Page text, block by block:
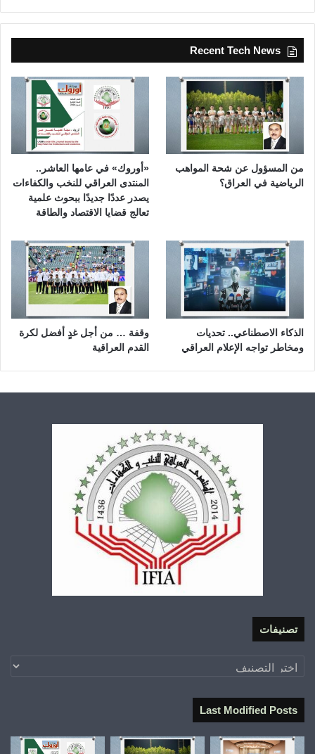
Recent Tech News
من المسؤول عن شحة المواهب
الرياضية في العراق؟
«أوروك» في عامها العاشر..
المنتدى العراقي للنخب والكفاءات
يصدر عددًا جديدًا ببحوث علمية
تعالج قضايا الاقتصاد والطاقة
الذكاء الاصطناعي.. تحديات
ومخاطر تواجه الإعلام العراقي
وقفة … من أجل غدٍ أفضل لكرة
القدم العراقية
تصنيفات
تصنيفات
Last Modified Posts